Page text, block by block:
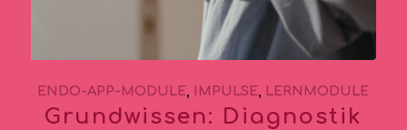
ENDO-APP-MODULE IMPULSE LERNMODULE
Grundwissen: Diagnostik